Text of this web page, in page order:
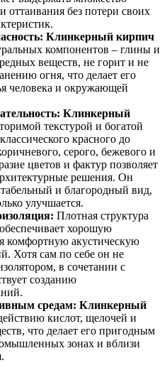
оттаивания без потери своих
Клинкерный кирпич
компонентов – глины и
веществ, не горит и не
огня, что делает его
человека и окружающей
Клинкерный
текстурой и богатой
красного до
серого, бежевого и
цветов и фактур позволяет
решения. Он
и благородный вид,
улучшается.
Плотная структура
обеспечивает хорошую
комфортную акустическую
Хотя сам по себе он не
в сочетании с
созданию
средам: Клинкерный
кислот, щелочей и
что делает его пригодным
зонах и вблизи